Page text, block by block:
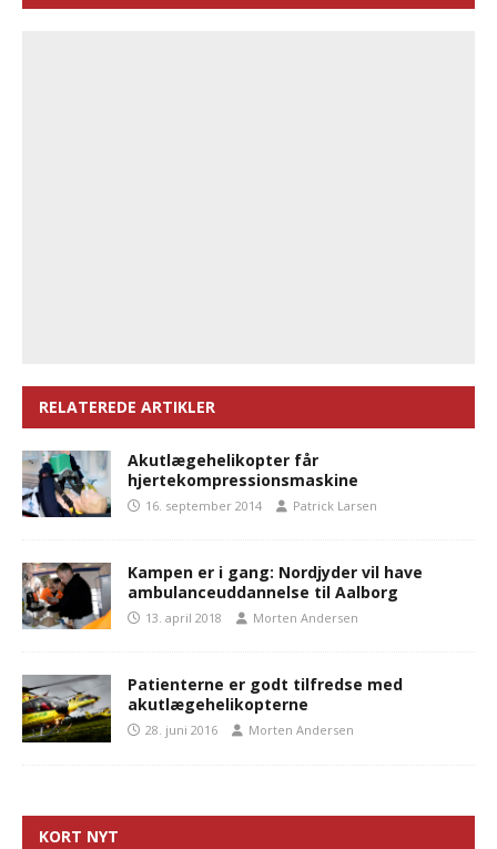
RELATEREDE ARTIKLER
Akutlægehelikopter får
hjertekompressionsmaskine
16. september 2014 Patrick Larsen
Kampen er i gang: Nordjyder vil have
ambulanceuddannelse til Aalborg
13. april 2018 Morten Andersen
Patienterne er godt tilfredse med
akutlægehelikopterne
28. juni 2016 Morten Andersen
KORT NYT